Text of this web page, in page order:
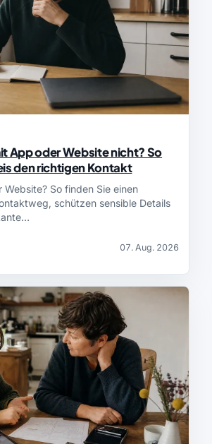
App oder Website nicht? So
den richtigen Kontakt
So finden Sie einen
schützen sensible Details
07. Aug. 2026